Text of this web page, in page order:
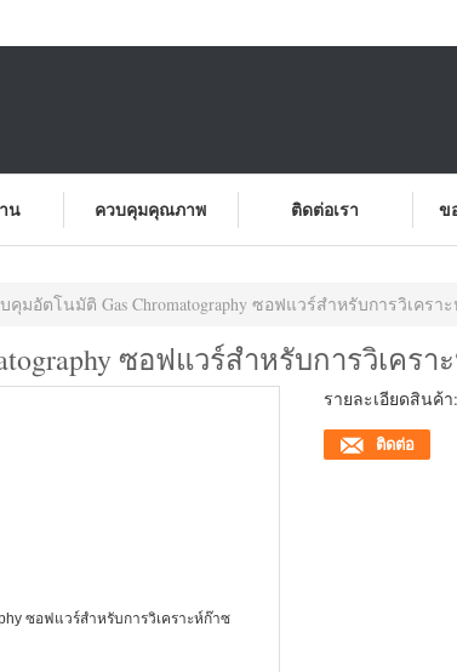
น ควบคุมคุณภาพ ติดต่อเรา ข
คุมอัตโนมัติ Gas Chromatography ซอฟแวร์สำหรับการวิเครา
ซอฟแวร์สำหรับการวิเครา
รายละเอียดสินค้า:
ติดต่อ